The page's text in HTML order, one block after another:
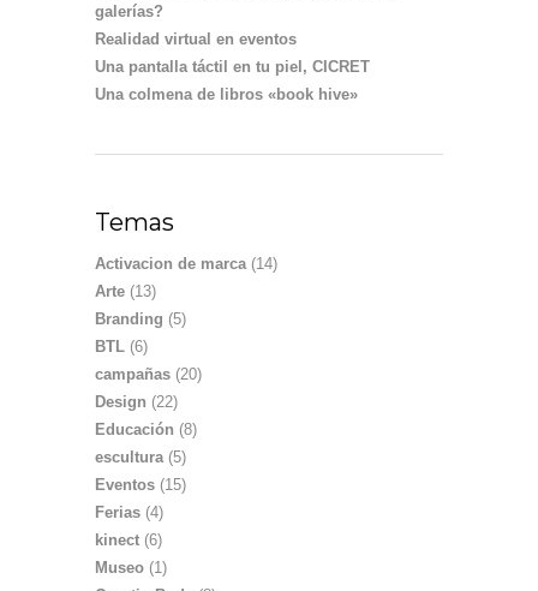
galerías?
Realidad virtual en eventos
Una pantalla táctil en tu piel, CICRET
Una colmena de libros «book hive»
Temas
Activacion de marca(14)
Arte (13)
Branding (5)
BTL (6)
campañas (20)
Design (22)
Educación (8)
escultura(5)
Eventos (15)
Ferias (4)
kinect (6)
Museo (1)